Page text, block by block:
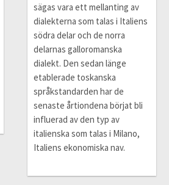
sägas vara ett mellanting av
dialekterna som talas i Italiens
södra delar och de norra
delarnas galloromanska
dialekt. Den sedan länge
etablerade toskanska
språkstandarden har de
senaste årtiondena börjat bli
influerad av den typ av
italienska som talas i Milano,
Italiens ekonomiska nav.